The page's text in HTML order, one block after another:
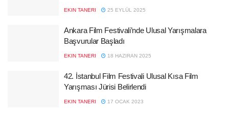
EKIN TANERI 25 EYLÜL 2025
Ankara Film Festivali’nde Ulusal Yarışmalara
Başvurular Başladı
EKIN TANERI 18 HAZIRAN 2025
42. İstanbul Film Festivali Ulusal Kısa Film
Yarışması Jürisi Belirlendi
EKIN TANERI 17 OCAK 2023